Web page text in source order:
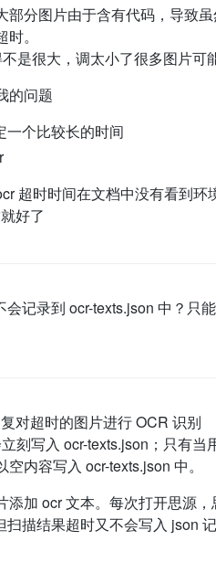
部分图片由于含有代码，导致
。
是很大，调太小了很多图片可
的问题
一个比较长的时间
超时时间在文档中没有看到环
好了
记录到 ocr-texts.json 中？只
对超时的图片进行 OCR 识别
刻写入 ocr-texts.json；只有当
内容写入 ocr-texts.json 中。
加 ocr 文本。每次打开思源
描结果超时又不会写入 json